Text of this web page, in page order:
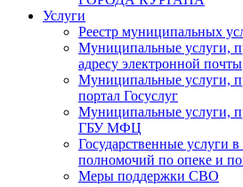
Услуги
Реестр муниципальных
Муниципальные услуги,
адресу электронной почты
Муниципальные услуги,
портал Госуслуг
Муниципальные услуги,
ГБУ МФЦ
Государственные услуги
полномочий по опеке и
Меры поддержки СВО